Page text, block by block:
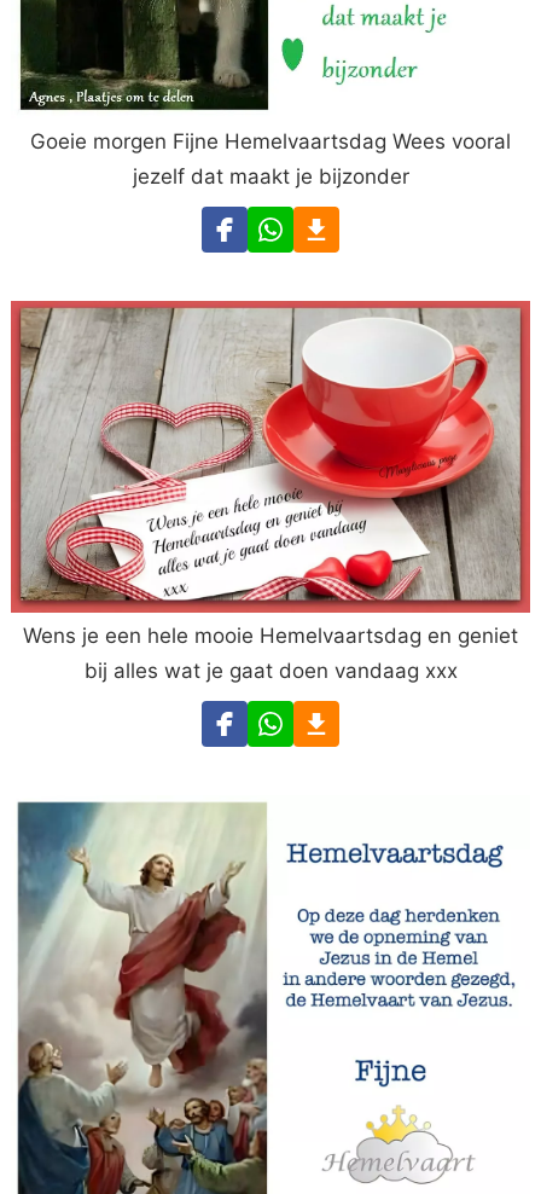
Goeie morgen Fijne Hemelvaartsdag Wees vooral
jezelf dat maakt je bijzonder
Wens je een hele mooie Hemelvaartsdag en geniet
bij alles wat je gaat doen vandaag xxx